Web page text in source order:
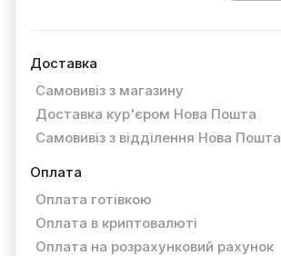
Доставка
Самовивіз з магазину
Доставка кур'єром Нова Пошта
Самовивіз з відділення Нова Пошта
Оплата
Оплата готівкою
Оплата в криптовалюті
Оплата на розрахунковий рахунок